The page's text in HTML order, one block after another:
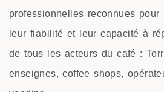
professionnelles reconnues pour
leur fiabilité et leur capacité à
de tous les acteurs du café :
enseignes, coffee shops,